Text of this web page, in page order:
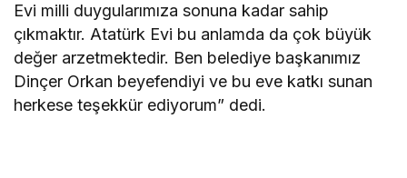
Evi milli duygularımıza sonuna kadar sahip
çıkmaktır. Atatürk Evi bu anlamda da çok büyük
değer arzetmektedir. Ben belediye başkanımız
Dinçer Orkan beyefendiyi ve bu eve katkı sunan
herkese teşekkür ediyorum” dedi.